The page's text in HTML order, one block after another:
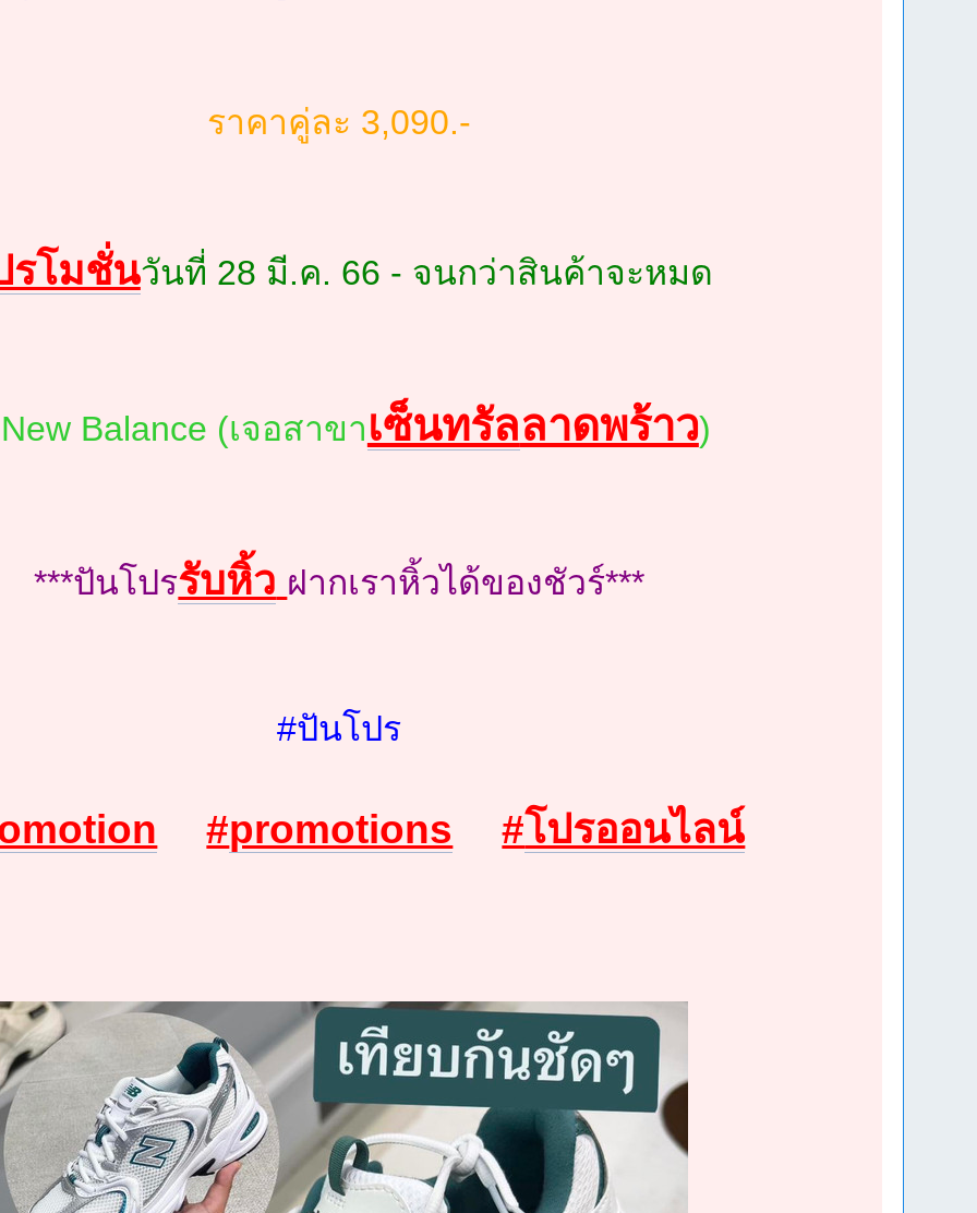
ราคาคู่ละ 3,090.-
รโมชั่นวันที่ 28 มี.ค. 66 - จนกว่าสินค้าจะหมด
Balance (เจอสาขาเซ็นทรัลลาดพร้าว)
***ปันโปรรับหิ้ว ฝากเราหิ้วได้ของชัวร์***
#ปันโปร
#promotions #โปรออนไลน์